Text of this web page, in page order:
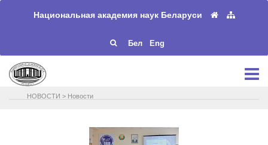
Национальная академия наук Беларуси
Бел Eng
НОВОСТИ > Новости